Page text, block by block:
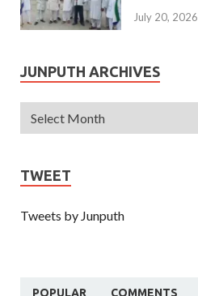
July 20, 2026
JUNPUTH ARCHIVES
TWEET
Tweets by Junputh
POPULAR COMMENTS